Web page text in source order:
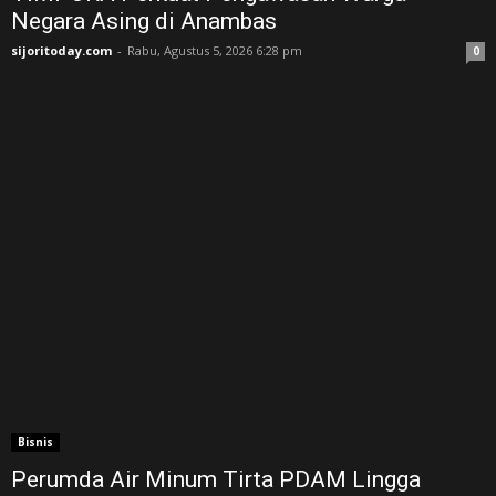
Negara Asing di Anambas ‎
sijoritoday.com - Rabu, Agustus 5, 2026 6:28 pm 0
Bisnis
Perumda Air Minum Tirta PDAM Lingga